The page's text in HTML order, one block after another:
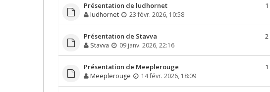
Présentation de ludhornet
ludhornet 23 févr. 2026, 10:58
1
Présentation de Stavva
Stavva 09 janv. 2026, 22:16
2
Présentation de Meeplerouge
Meeplerouge 14 févr. 2026, 18:09
1